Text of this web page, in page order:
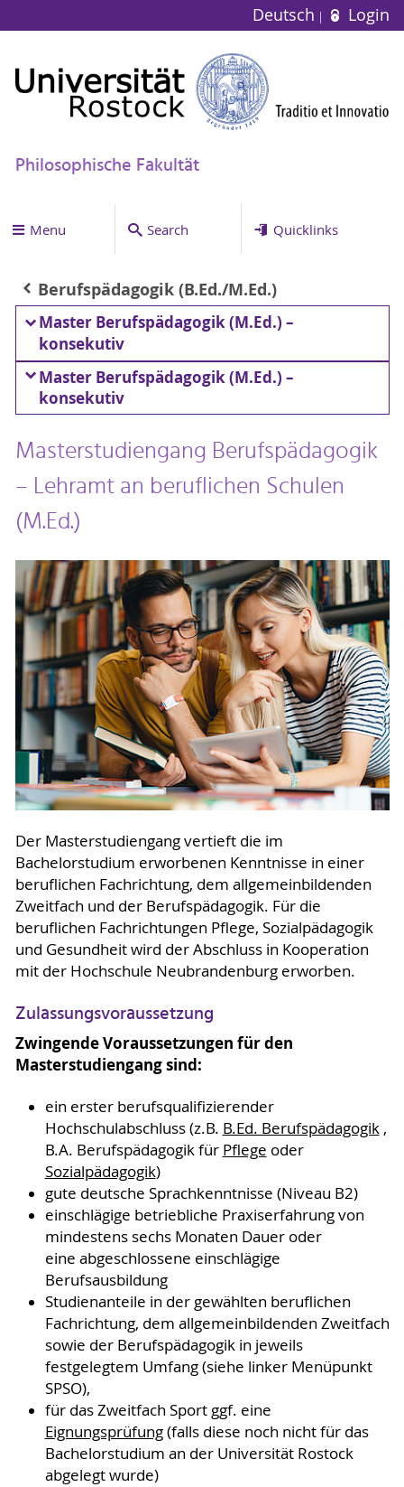
Deutsch Login
Philosophische Fakultät
Menu Search Quicklinks
Berufspädagogik (B.Ed./M.Ed.)
Master Berufspädagogik (M.Ed.) –
konsekutiv
Master Berufspädagogik (M.Ed.) –
konsekutiv
Masterstudiengang Berufspädagogik
– Lehramt an beruflichen Schulen
(M.Ed.)
Der Masterstudiengang vertieft die im
Bachelorstudium erworbenen Kenntnisse in einer
beruflichen Fachrichtung, dem allgemeinbildenden
Zweitfach und der Berufspädagogik. Für die
beruflichen Fachrichtungen Pflege, Sozialpädagogik
und Gesundheit wird der Abschluss in Kooperation
mit der Hochschule Neubrandenburg erworben.
Zulassungsvoraussetzung
Zwingende Voraussetzungen für den
Masterstudiengang sind:
ein erster berufsqualifizierender
Hochschulabschluss (z.B. B.Ed. Berufspädagogik,
B.A. Berufspädagogik für Pflege oder
Sozialpädagogik)
gute deutsche Sprachkenntnisse (Niveau B2)
einschlägige betriebliche Praxiserfahrung von
mindestens sechs Monaten Dauer oder
eine abgeschlossene einschlägige
Berufsausbildung
Studienanteile in der gewählten beruflichen
Fachrichtung, dem allgemeinbildenden Zweitfach
sowie der Berufspädagogik in jeweils
festgelegtem Umfang (siehe linker Menüpunkt
SPSO),
für das Zweitfach Sport ggf. eine
Eignungsprüfung(falls diese noch nicht für das
Bachelorstudium an der Universität Rostock
abgelegt wurde)